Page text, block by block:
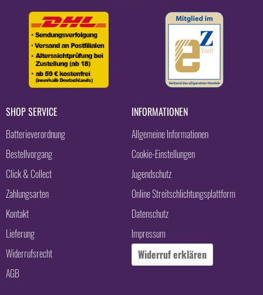
SHOP SERVICE
Batterieverordnung
Bestellvorgang
Click & Collect
Zahlungsarten
Kontakt
Lieferung
Widerrufsrecht
AGB
INFORMATIONEN
Allgemeine Informationen
Cookie-Einstellungen
Jugendschutz
Online Streitschlichtungsplattform
Datenschutz
Impressum
Widerruf erklären